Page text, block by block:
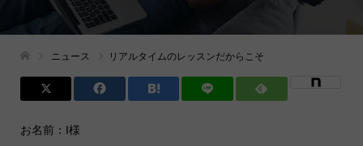
ニュース リアルタイムのレッスンだからこそ
お名前：I様